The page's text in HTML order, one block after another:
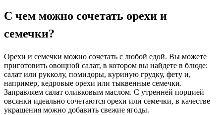
С чем можно сочетать орехи и
семечки?
Орехи и семечки можно сочетать с любой едой. Вы можете
приготовить овощной салат, в котором вы найдете в блюде:
салат или рукколу, помидоры, куриную грудку, фету и,
например, кедровые орехи или тыквенные семечки.
Заправляем салат оливковым маслом. С утренней порцией
овсянки идеально сочетаются орехи или семечки, в качестве
украшения можно добавить свежие ягоды.